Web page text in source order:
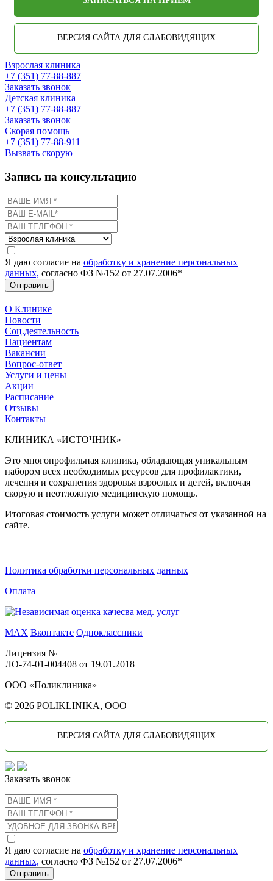
ВЕРСИЯ САЙТА ДЛЯ СЛАБОВИДЯЩИХ
Взрослая клиника
+7 (351) 77-88-887
Заказать звонок
Детская клиника
+7 (351) 77-88-887
Заказать звонок
Скорая помощь
+7 (351) 77-88-911
Вызвать скорую
Запись на консультацию
Я даю согласие на обработку и хранение персональных
данных, согласно ФЗ №152 от 27.07.2006*
Отправить
О Клинике
Новости
Соц.деятельность
Пациентам
Вакансии
Вопрос-ответ
Услуги и цены
Акции
Расписание
Отзывы
Контакты
КЛИНИКА «ИСТОЧНИК»
Это многопрофильная клиника, обладающая уникальным
набором всех необходимых ресурсов для профилактики,
лечения и сохранения здоровья взрослых и детей, включая
скорую и неотложную медицинскую помощь.
Итоговая стоимость услуги может отличаться от указанной на
сайте.
Политика обработки персональных данных
Оплата
MAX Вконтакте Одноклассники
Лицензия №
ЛО-74-01-004408 от 19.01.2018
ООО «Поликлиника»
© 2026 POLIKLINIKA, OOO
ВЕРСИЯ САЙТА ДЛЯ СЛАБОВИДЯЩИХ
Заказать звонок
Я даю согласие на обработку и хранение персональных
данных, согласно ФЗ №152 от 27.07.2006*
Отправить